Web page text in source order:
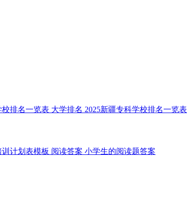
校排名一览表 大学排名 2025新疆专科学校排名一览表
训计划表模板 阅读答案 小学生的阅读题答案